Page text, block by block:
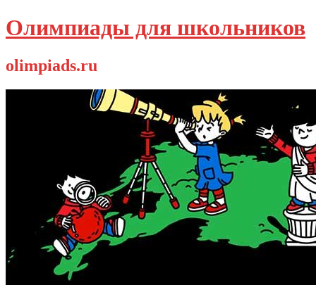
Олимпиады для школьников
olimpiads.ru